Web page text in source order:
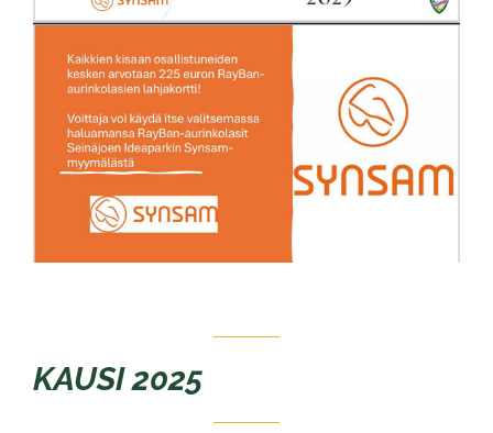
​​​​​​​KAUSI 2025